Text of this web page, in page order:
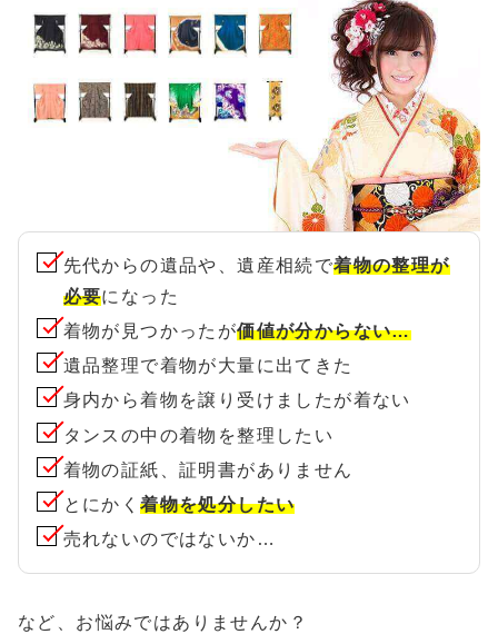
先代からの遺品や、遺産相続で着物の整理が
必要になった
着物が見つかったが価値が分からない…
遺品整理で着物が大量に出てきた
身内から着物を譲り受けましたが着ない
タンスの中の着物を整理したい
着物の証紙、証明書がありません
とにかく着物を処分したい
売れないのではないか…
など、お悩みではありませんか？